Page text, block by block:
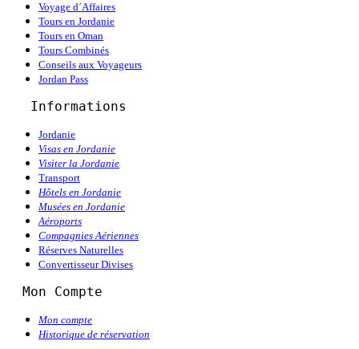
Voyage d´Affaires
Tours en Jordanie
Tours en Oman
Tours Combinés
Conseils aux Voyageurs
Jordan Pass
Informations
Jordanie
Visas en Jordanie
Visiter la Jordanie
Transport
Hôtels en Jordanie
Musées en Jordanie
Aéroports
Compagnies Aériennes
Réserves Naturelles
Convertisseur Divises
Mon Compte
Mon compte
Historique de réservation